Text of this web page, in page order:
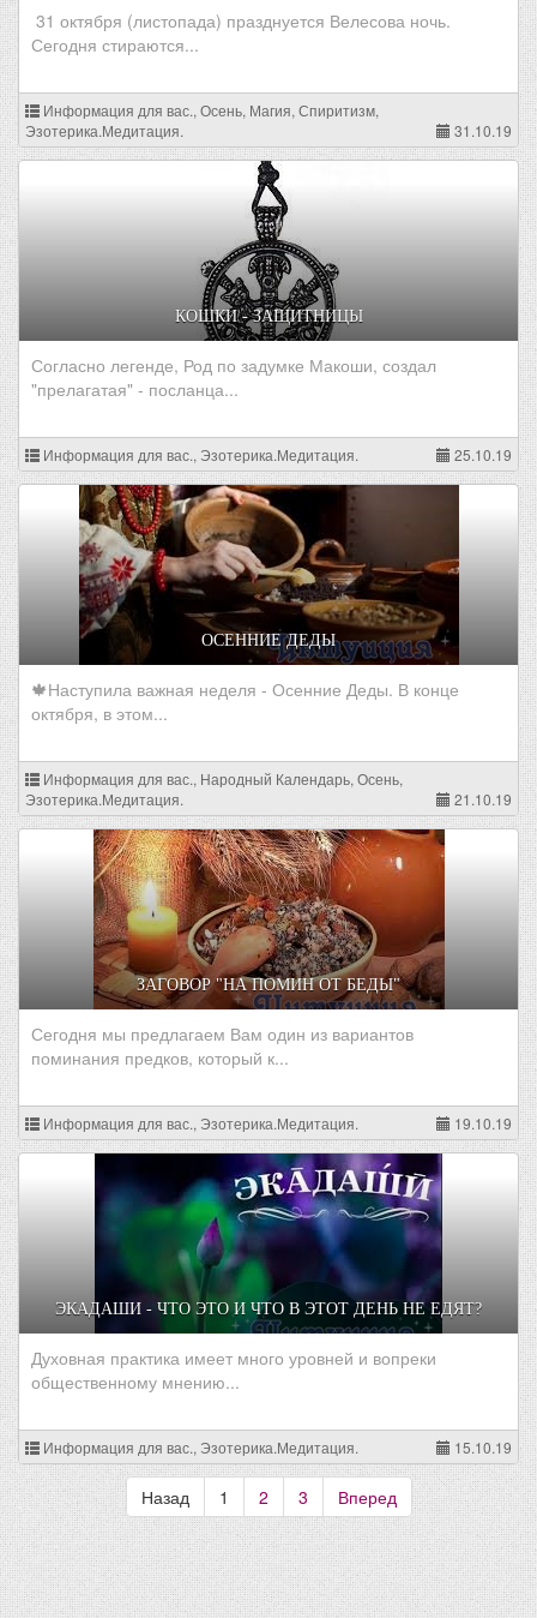
31 октября (листопада) празднуется Велесова ночь.
Сегодня стираются...
Информация для вас., Осень, Магия, Спиритизм,
Эзотерика.Медитация.
31.10.19
КОШКИ - ЗАЩИТНИЦЫ
Согласно легенде, Род по задумке Макоши, создал
"прелагатая" - посланца...
Информация для вас., Эзотерика.Медитация. 25.10.19
ОСЕННИЕ ДЕДЫ
🍁Наступила важная неделя - Осенние Деды. В конце
октября, в этом...
Информация для вас., Народный Календарь, Осень,
Эзотерика.Медитация.
21.10.19
ЗАГОВОР "НА ПОМИН ОТ БЕДЫ"
Сегодня мы предлагаем Вам один из вариантов
поминания предков, который к...
Информация для вас., Эзотерика.Медитация. 19.10.19
ЭКАДАШИ - ЧТО ЭТО И ЧТО В ЭТОТ ДЕНЬ НЕ ЕДЯТ?
Духовная практика имеет много уровней и вопреки
общественному мнению...
Информация для вас., Эзотерика.Медитация. 15.10.19
Назад 1 2 3 Вперед